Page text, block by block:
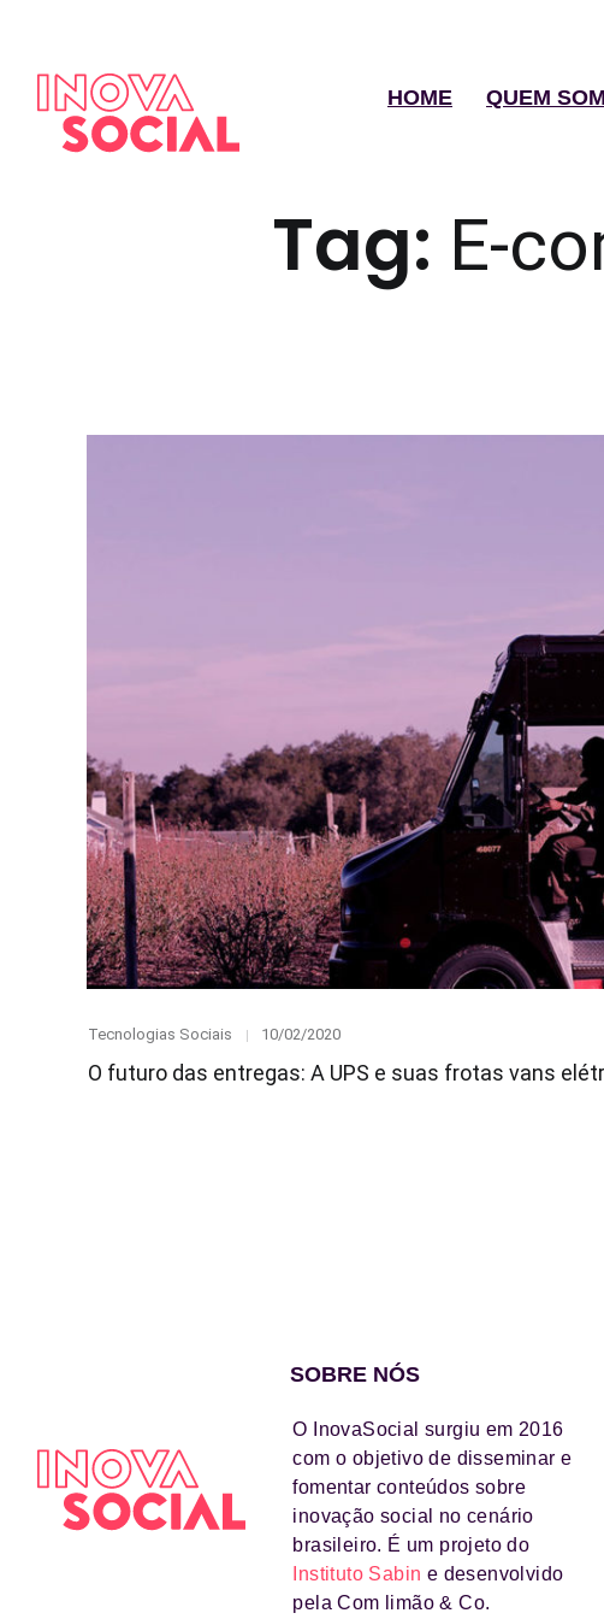
HOME QUEM
Tag: E-
Category
Tecnologias Sociais
Posted
10/02/2020
O futuro das entregas: A UPS e suas frotas vans
SOBRE NÓS
O InovaSocial surgiu em 2016
com o objetivo de disseminar e
fomentar conteúdos sobre
inovação social no cenário
brasileiro. É um projeto do
Instituto Sabin e desenvolvido
pela Com limão & Co.